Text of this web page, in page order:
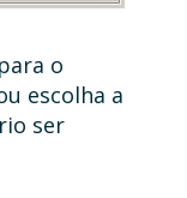
o
escolha a
ser